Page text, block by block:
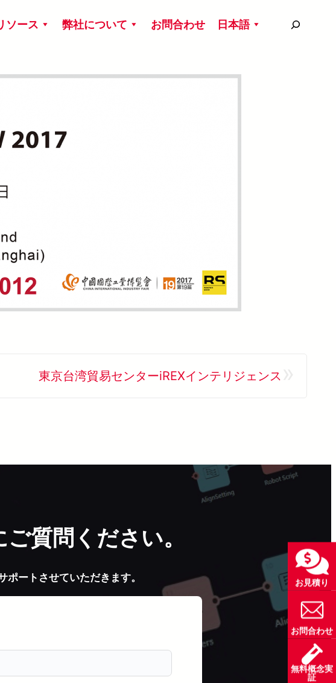
ソース 弊社について お問合わせ 日本語
東京台湾貿易センターiREXインテリジェンス
お見積り
お問合わせ
無料概念実
証
質問ください。
ートさせていただきます。